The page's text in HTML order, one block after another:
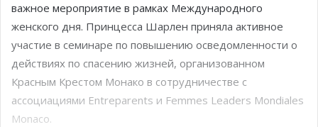
важное мероприятие в рамках Международного
женского дня. Принцесса Шарлен приняла активное
участие в семинаре по повышению осведомленности о
действиях по спасению жизней, организованном
Красным Крестом Монако в сотрудничестве с
ассоциациями Entreparents и Femmes Leaders Mondiales
Monaco.